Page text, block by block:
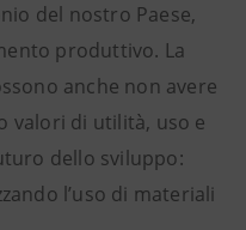
del nostro Paese,
produttivo. La
anche non avere
valori di utilità, uso e
dello sviluppo:
l’uso di materiali